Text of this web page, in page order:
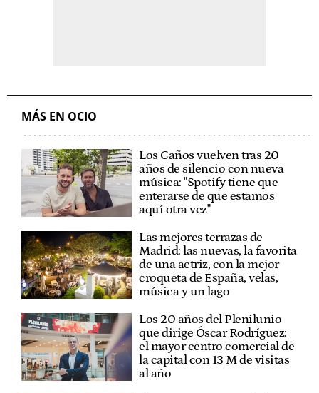
MÁS EN OCIO
Los Caños vuelven tras 20
años de silencio con nueva
música: "Spotify tiene que
enterarse de que estamos
aquí otra vez"
Las mejores terrazas de
Madrid: las nuevas, la favorita
de una actriz, con la mejor
croqueta de España, velas,
música y un lago
Los 20 años del Plenilunio
que dirige Óscar Rodríguez:
el mayor centro comercial de
la capital con 13 M de visitas
al año